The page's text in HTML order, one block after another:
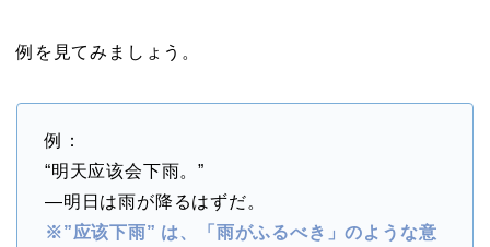
例を見てみましょう。
例：
“明天应该会下雨。”
―明日は雨が降るはずだ。
※”应该下雨” は、「雨がふるべき」のような意